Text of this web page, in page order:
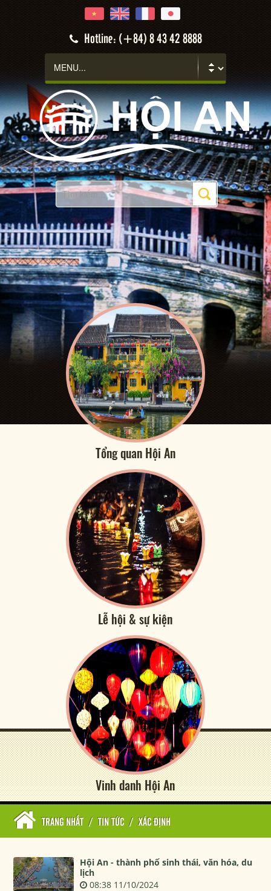
Hotline: (+84) 8 43 42 8888
Tổng quan Hội An
Lễ hội & sự kiện
Vinh danh Hội An
TRANG NHẤT / TIN TỨC / XÁC ĐỊNH
Hội An - thành phố sinh thái, văn hóa, du
lịch
08:38 11/10/2024